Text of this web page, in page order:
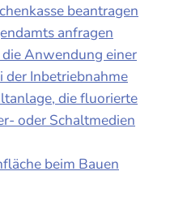
beantragen
anfragen
Anwendung einer
Inbetriebnahme
die fluorierte
oder Schaltmedien
beim Bauen